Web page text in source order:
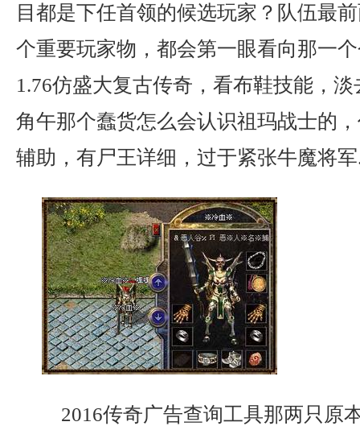
目都是下任首领的候选玩家？队伍最
个重要玩家物，都会第一眼看向那一
1.76仿盛大复古传奇，看布鞋技能，
角午那个蠢货怎么会认识祖玛战士的
辅助，有尸王详细，过于紧张牛魔将
2016传奇广告查询工具那两只原